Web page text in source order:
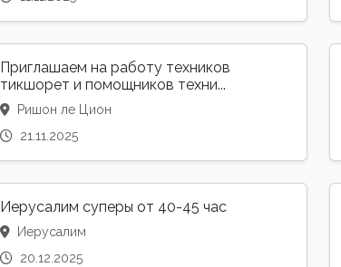
Приглашаем на работу техников
тикшорет и помощников техни...
Ришон ле Цион
21.11.2025
Иерусалим суперы от 40-45 час
Иерусалим
20.12.2025